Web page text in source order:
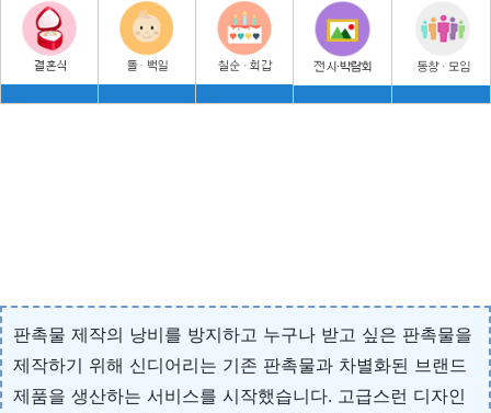
판촉물 제작의 낭비를 방지하고 누구나 받고 싶은 판촉물을
제작하기 위해 신디어리는 기존 판촉물과 차별화된 브랜드
제품을 생산하는 서비스를 시작했습니다. 고급스런 디자인